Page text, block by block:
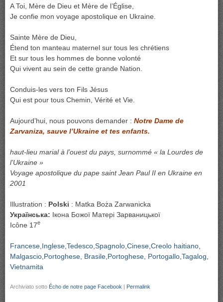
A Toi, Mère de Dieu et Mère de l’Église,
Je confie mon voyage apostolique en Ukraine.
Sainte Mère de Dieu,
Étend ton manteau maternel sur tous les chrétiens
Et sur tous les hommes de bonne volonté
Qui vivent au sein de cette grande Nation.
Conduis-les vers ton Fils Jésus
Qui est pour tous Chemin, Vérité et Vie.
Aujourd’hui, nous pouvons demander : Notre Dame de
Zarvaniza, sauve l’Ukraine et tes enfants.
haut-lieu marial à l’ouest du pays, surnommé « la Lourdes de
l’Ukraine »
Voyage apostolique du pape saint Jean Paul II en Ukraine en
2001
Illustration : Polski : Matka Boża Zarwanicka
Українська: Ікона Божої Матері Зарваницької
Icône 17e
Francese Inglese Tedesco Spagnolo Cinese Creolo haitiano
Malgascio Portoghese, Brasile Portoghese, Portogallo Tagalog
Vietnamita
Archiviato sotto Écho de notre page Facebook | Permalink